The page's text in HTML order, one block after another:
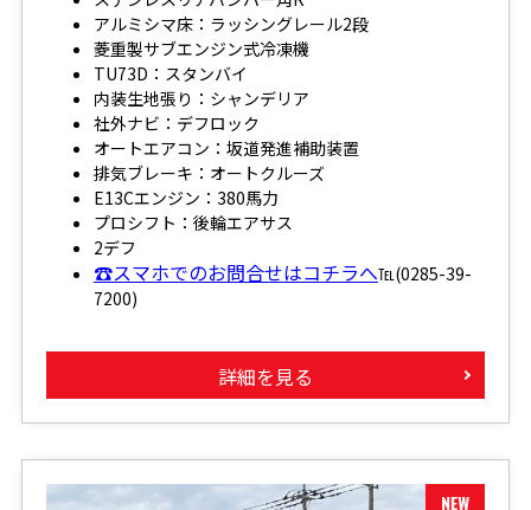
アルミシマ床：ラッシングレール2段
菱重製サブエンジン式冷凍機
TU73D：スタンバイ
内装生地張り：シャンデリア
社外ナビ：デフロック
オートエアコン：坂道発進補助装置
排気ブレーキ：オートクルーズ
E13Cエンジン：380馬力
プロシフト：後輪エアサス
2デフ
☎スマホでのお問合せはコチラへ℡(0285-39-
7200)
詳細を見る